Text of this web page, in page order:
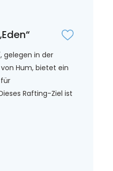
gelegen in der
Hum, bietet ein
Rafting-Ziel ist